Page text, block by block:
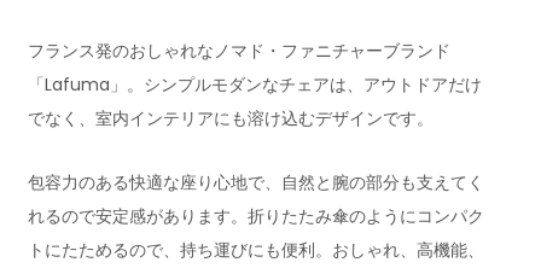
フランス発のおしゃれなノマド・ファニチャーブランド
「Lafuma」。シンプルモダンなチェアは、アウトドアだけ
でなく、室内インテリアにも溶け込むデザインです。
包容力のある快適な座り心地で、自然と腕の部分も支えてく
れるので安定感があります。折りたたみ傘のようにコンパク
トにたためるので、持ち運びにも便利。おしゃれ、高機能、